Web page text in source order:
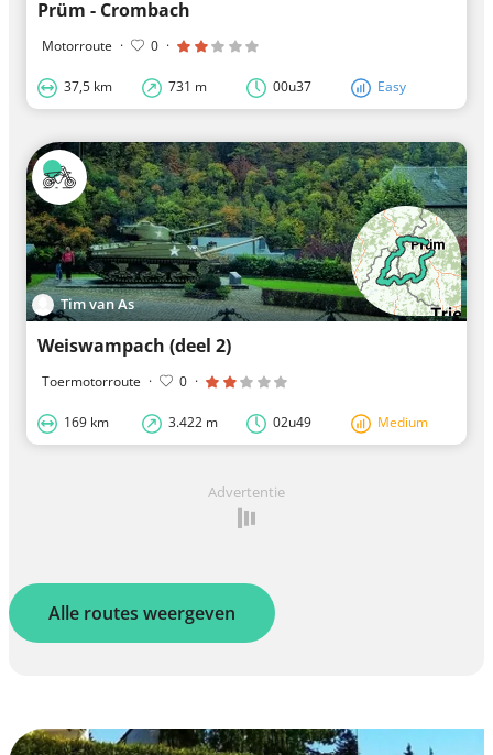
Prüm - Crombach
Motorroute · 0 ·
37,5 km 731 m 00u37 Easy
Tim van As
Weiswampach (deel 2)
Toermotorroute · 0 ·
169 km 3.422 m 02u49 Medium
Advertentie
Alle routes weergeven